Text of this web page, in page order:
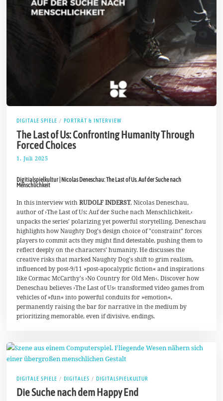
DIGITALE SPIELE / PORTRÄT & INTERVIEW
The Last of Us: Confronting Humanity Through
Forced Choices
1. Juli 2025
J
u
i
2
2
5
Digitialspielkultur | Nicolas Deneschau: The Last of Us. Auf der Suche nach
Menschlichkeit
In this interview withRUDOLF INDERST, Nicolas Deneschau,
author of ›The Last of Us: Auf der Suche nach Menschlichkeit,‹
unpacks the series' polarizing yet powerful storytelling. Deneschau
highlights how Naughty Dog's design choice of "constraint" forces
players to commit acts they might find detestable, pushing them to
reflect deeply on the characters' humanity. He discusses the
creative risks that marked Naughty Dog's shift to grim realism,
influenced by post-9/11 »post-apocalyptic fiction« and inspirations
like Cormac McCarthy's ›No Country for Old Men‹. Discover how
Deneschau believes ›The Last of Us‹ transformed video games from
vehicles of »fun« into powerful conduits for »emotion«,
permanently raising the bar for narrative in the medium by
prioritizing memorable, even if divisive, endings.
DIGITALE SPIELE / DIGITALES / DIGITALSPIELKULTUR
Die Suche nach dem Happy End